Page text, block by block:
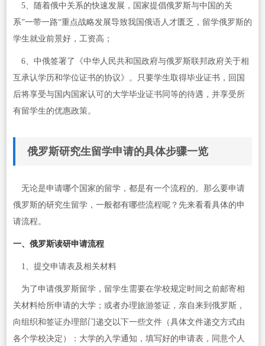
5、随着俄中关系的快速发展，国家提倡俄罗斯与中国的关
系”一带一路“重点战略发展导致我国俄语人才匮乏，留学俄罗斯的
学生就业前景好，工资高；
6、中俄签署了《中华人民共和国政府与俄罗斯联邦政府关于相
互承认学历和学位证书的协议》。只要学生取得毕业证书，回国
后将享受与国内国家认可的大学毕业证书同等的待遇，并享受所
有留学生的优惠政策。
俄罗斯研究生留学申请的具体步骤一览
无论是申请哪个国家的留学，都是有一个流程的。那么要申请
俄罗斯的研究生留学，一般都有哪些流程呢？先来看看具体的申
请流程。
一、俄罗斯读研申请流程
1、提交申请表及相关材料
为了申请俄罗斯留学，留学生需要在学校规定时间之前邮寄相
关材料给所申请的大学；或者办理旅游签证，亲自来到俄罗斯，
向组织和签证办理部门递交以下一些文件（具体文件递交方式由
各个学校决定）：大学的入学通知，填写好的申请表，同意个人